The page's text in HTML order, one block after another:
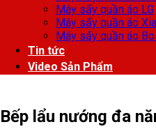
Máy sấy quần áo LG
Máy sấy quần áo
Máy sấy quần áo
Tin tức
Video Sản Phẩm
Bếp lẩu nướng đa